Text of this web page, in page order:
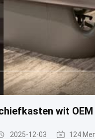
wit
2025-12-03 124